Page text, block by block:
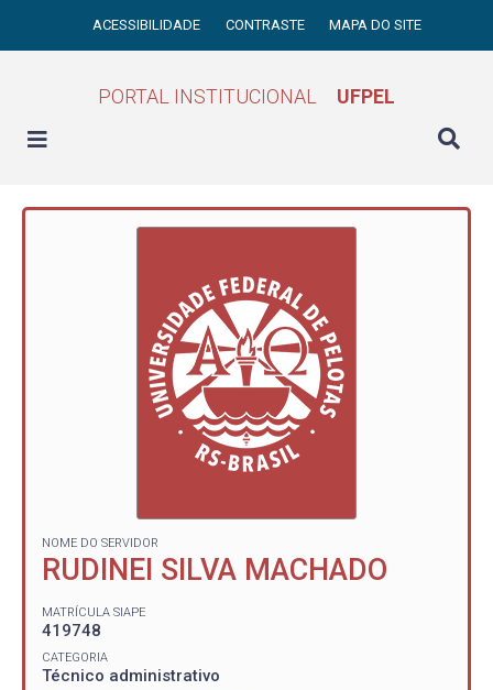
ACESSIBILIDADE CONTRASTE MAPA DO SITE
PORTAL INSTITUCIONAL UFPEL
NOME DO SERVIDOR
RUDINEI SILVA MACHADO
MATRÍCULA SIAPE
419748
CATEGORIA
Técnico administrativo